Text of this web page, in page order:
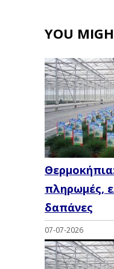
YOU
πληρωμές,
δαπάνες
07-07-2026